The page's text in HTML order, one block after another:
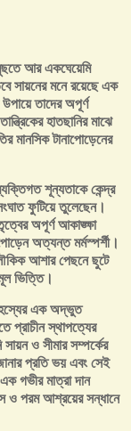
আর একঘেয়েমি
সায়নের মনে রয়েছে এক
তাদের অপূর্ণ
হাতছানির মাঝে
মানসিক টানাপোড়েনের
শূন্যতাকে কেন্দ্র
ফুটিয়ে তুলেছেন।
অপূর্ণ আকাঙ্ক্ষা
অত্যন্ত মর্মস্পর্শী।
আশার পেছনে ছুটে
ভিত্তি।
এক অদ্ভুত
প্রাচীন স্থাপত্যের
ও সীমার সম্পর্কের
প্রতি ভয় এবং সেই
গভীর মাত্রা দান
ও পরম আশ্রয়ের সন্ধানে